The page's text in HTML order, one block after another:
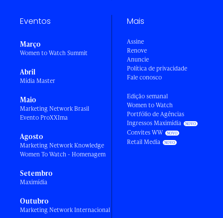
Eventos
Março
Women to Watch Summit
Abril
Mídia Master
Maio
Marketing Network Brasil
Evento ProXXIma
Agosto
Marketing Network Knowledge
Women To Watch - Homenagem
Setembro
Maximídia
Outubro
Marketing Network Internacional
Mais
Assine
Renove
Anuncie
Política de privacidade
Fale conosco
Edição semanal
Women to Watch
Portfólio de Agências
Ingressos Maximídia
Convites WW
Retail Media